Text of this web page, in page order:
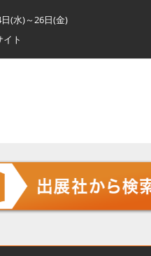
(水)～26日(金)
ト